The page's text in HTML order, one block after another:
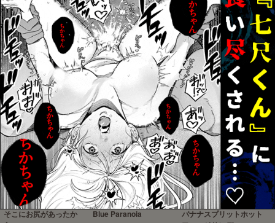
LOCK
お気に入り
アライバル
お気に入り
はいってます!!
お気に入り
そこにお尻があったか
Blue Paranoia
バナナスプリットホット